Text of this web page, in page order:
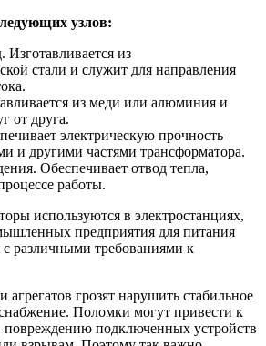
узлов:
из
стали и служит для направления
из меди или алюминия и
от друга.
электрическую прочность
и другими частями трансформатора.
Обеспечивает отвод тепла,
работы.
используются в электростанциях,
предприятия для питания
с различными требованиями к
грозят нарушить стабильное
Поломки могут привести к
повреждению подключенных устройств